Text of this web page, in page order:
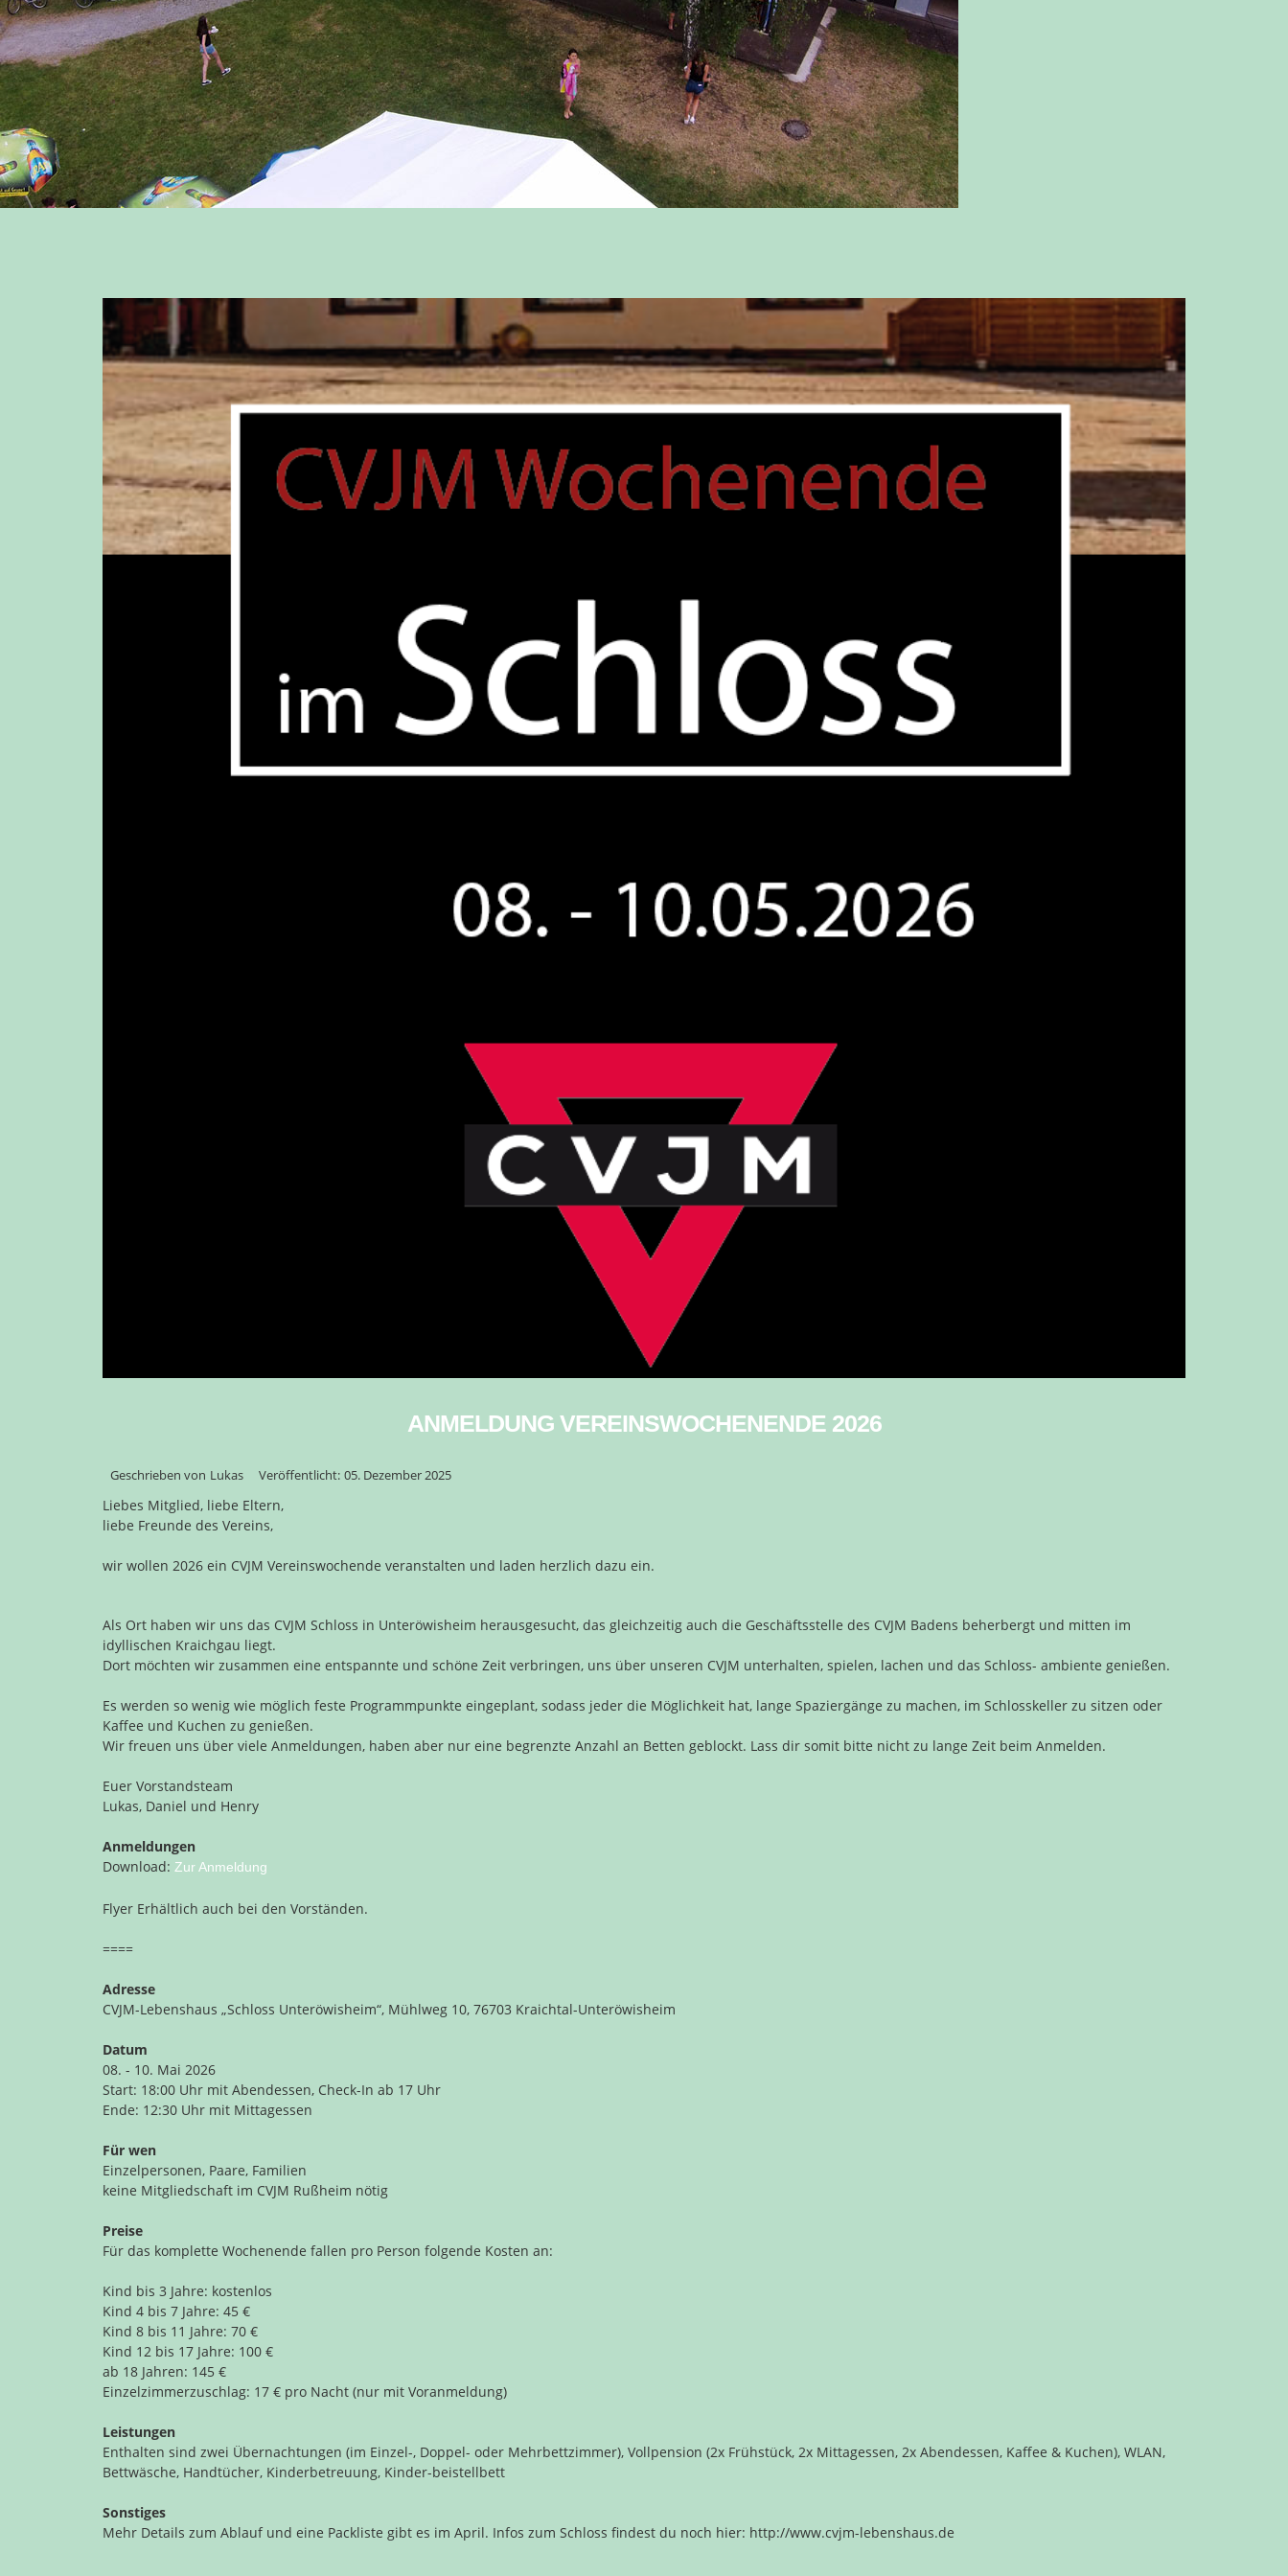
ANMELDUNG VEREINSWOCHENENDE 2026
Geschrieben von Lukas Veröffentlicht: 05. Dezember 2025
Liebes Mitglied, liebe Eltern,
liebe Freunde des Vereins,
wir wollen 2026 ein CVJM Vereinswochende veranstalten und laden herzlich dazu ein.
Als Ort haben wir uns das CVJM Schloss in Unteröwisheim herausgesucht, das gleichzeitig auch die Geschäftsstelle des CVJM Badens beherbergt und mitten im
idyllischen Kraichgau liegt.
Dort möchten wir zusammen eine entspannte und schöne Zeit verbringen, uns über unseren CVJM unterhalten, spielen, lachen und das Schloss- ambiente genießen.
Es werden so wenig wie möglich feste Programmpunkte eingeplant, sodass jeder die Möglichkeit hat, lange Spaziergänge zu machen, im Schlosskeller zu sitzen oder
Kaffee und Kuchen zu genießen.
Wir freuen uns über viele Anmeldungen, haben aber nur eine begrenzte Anzahl an Betten geblockt. Lass dir somit bitte nicht zu lange Zeit beim Anmelden.
Euer Vorstandsteam
Lukas, Daniel und Henry
Anmeldungen
Download: Zur Anmeldung
Flyer Erhältlich auch bei den Vorständen.
====
Adresse
CVJM-Lebenshaus „Schloss Unteröwisheim“, Mühlweg 10, 76703 Kraichtal-Unteröwisheim
Datum
08. - 10. Mai 2026
Start: 18:00 Uhr mit Abendessen, Check-In ab 17 Uhr
Ende: 12:30 Uhr mit Mittagessen
Für wen
Einzelpersonen, Paare, Familien
keine Mitgliedschaft im CVJM Rußheim nötig
Preise
Für das komplette Wochenende fallen pro Person folgende Kosten an:
Kind bis 3 Jahre: kostenlos
Kind 4 bis 7 Jahre: 45 €
Kind 8 bis 11 Jahre: 70 €
Kind 12 bis 17 Jahre: 100 €
ab 18 Jahren: 145 €
Einzelzimmerzuschlag: 17 € pro Nacht (nur mit Voranmeldung)
Leistungen
Enthalten sind zwei Übernachtungen (im Einzel-, Doppel- oder Mehrbettzimmer), Vollpension (2x Frühstück, 2x Mittagessen, 2x Abendessen, Kaffee & Kuchen), WLAN,
Bettwäsche, Handtücher, Kinderbetreuung, Kinder-beistellbett
Sonstiges
Mehr Details zum Ablauf und eine Packliste gibt es im April. Infos zum Schloss findest du noch hier: http://www.cvjm-lebenshaus.de